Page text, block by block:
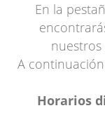
En la
nuestros
A
Horarios